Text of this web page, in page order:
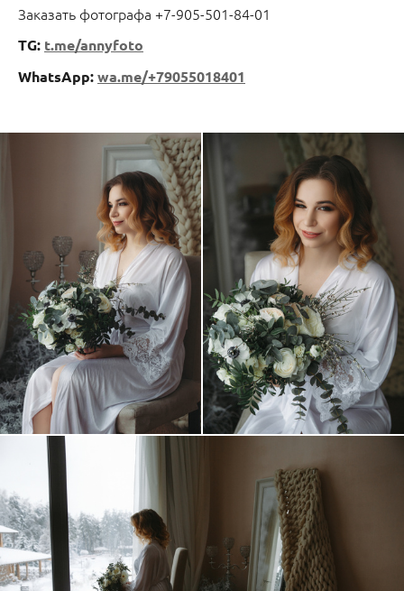
Заказать фотографа +7-905-501-84-01
TG: t.me/annyfoto
WhatsApp:wa.me/+79055018401